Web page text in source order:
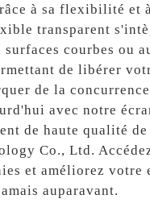
à sa flexibilité et
transparent
courbes ou
de libérer
de la
avec notre
de haute qualité de
Co., Ltd.
et améliorez votre
auparavant.